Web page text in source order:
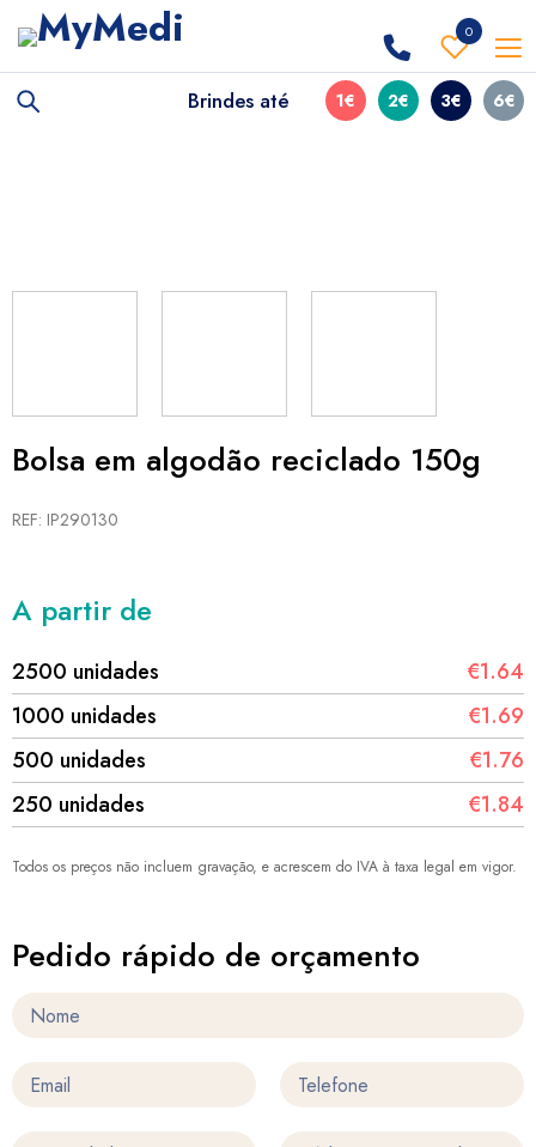
0
Brindes até 1€ 2€ 3€ 6€
Bolsa em algodão reciclado 150g
REF: IP290130
A partir de
2500 unidades
€1.64
1000 unidades
€1.69
500 unidades
€1.76
250 unidades
€1.84
Todos os preços não incluem gravação, e acrescem do IVA à taxa legal em vigor.
Pedido rápido de orçamento